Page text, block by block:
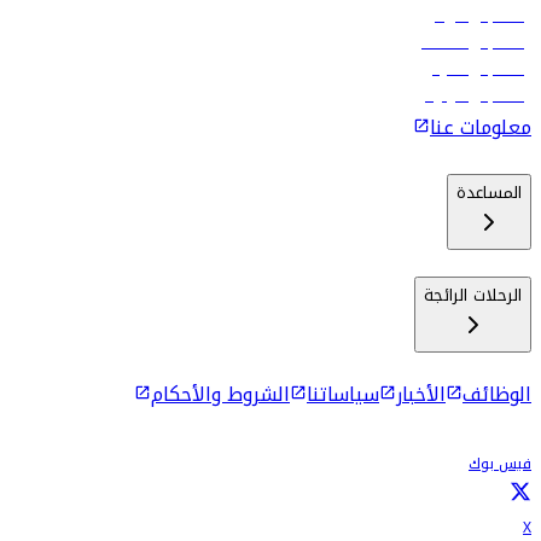
رحلات إلى الرياض
رحلات إلى مسقط
رحلات إلى ماليه
رحلات إلى كولومبو
معلومات عنا
المساعدة
الرحلات الرائجة
الوظائف الأخبار سياساتنا الشروط والأحكام
فيس بوك
X